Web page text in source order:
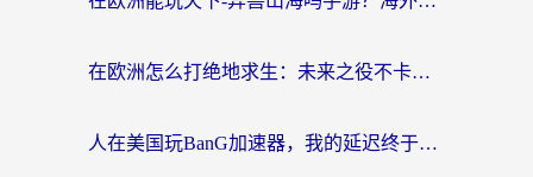
在欧洲怎么打绝地求生：未来之役不卡？留学生亲测的加速器避坑指南
人在美国玩BanG加速器，我的延迟终于绿了